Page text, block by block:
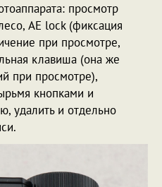
просмотр
AE lock (фиксация
при просмотре,
клавиша (она же
при просмотре),
кнопками и
удалить и отдельно